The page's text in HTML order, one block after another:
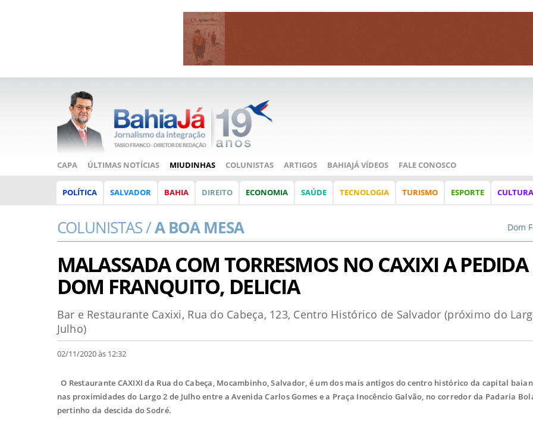
CAPA ÚLTIMAS NOTÍCIAS MIUDINHAS COLUNISTAS ARTIGOS BAHIAJÁ VÍDEOS FALE CONOSCO
POLÍTICA SALVADOR BAHIA DIREITO ECONOMIA SAÚDE TECNOLOGIA TURISMO ESPORTE CULTURA
COLUNISTAS /A BOA MESA Dom
MALASSADA COM TORRESMOS NO CAXIXI A PEDIDA
DOM FRANQUITO, DELICIA
Bar e Restaurante Caxixi, Rua do Cabeça, 123, Centro Histórico de Salvador (próximo do
Julho)
02/11/2020 às 12:32
O Restaurante CAXIXI da Rua do Cabeça, Mocambinho, Salvador, é um dos mais antigos do centro histórico da capital
nas proximidades do Largo 2 de Julho entre a Avenida Carlos Gomes e a Praça Inocêncio Galvão, no corredor da Padaria
pertinho da descida do Sodré.